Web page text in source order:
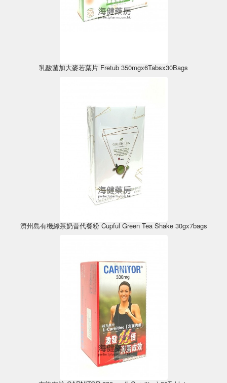
乳酸菌加大麥若葉片 Fretub 350mgx6Tabsx30Bags
濟州島有機綠茶奶昔代餐粉 Cupful Green Tea Shake 30gx7bags